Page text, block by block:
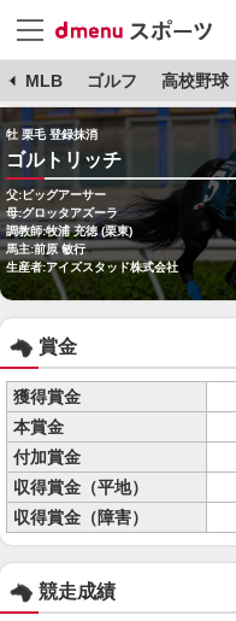
MLB ゴルフ 高校野球
牡 栗毛 登録抹消
ゴルトリッチ
父:ビッグアーサー
母:グロッタアズーラ
調教師:牧浦 充徳 (栗東)
馬主:前原 敏行
生産者:アイズスタッド株式会社
賞金
獲得賞金
本賞金
付加賞金
収得賞金（平地）
収得賞金（障害）
競走成績